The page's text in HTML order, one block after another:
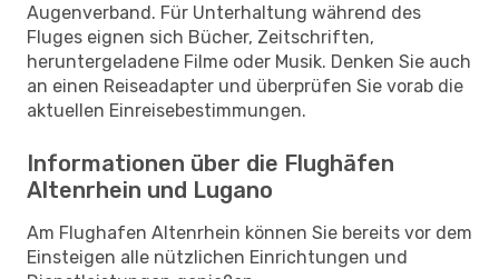
Augenverband. Für Unterhaltung während des
Fluges eignen sich Bücher, Zeitschriften,
heruntergeladene Filme oder Musik. Denken Sie auch
an einen Reiseadapter und überprüfen Sie vorab die
aktuellen Einreisebestimmungen.
Informationen über die Flughäfen
Altenrhein und Lugano
Am Flughafen Altenrhein können Sie bereits vor dem
Einsteigen alle nützlichen Einrichtungen und